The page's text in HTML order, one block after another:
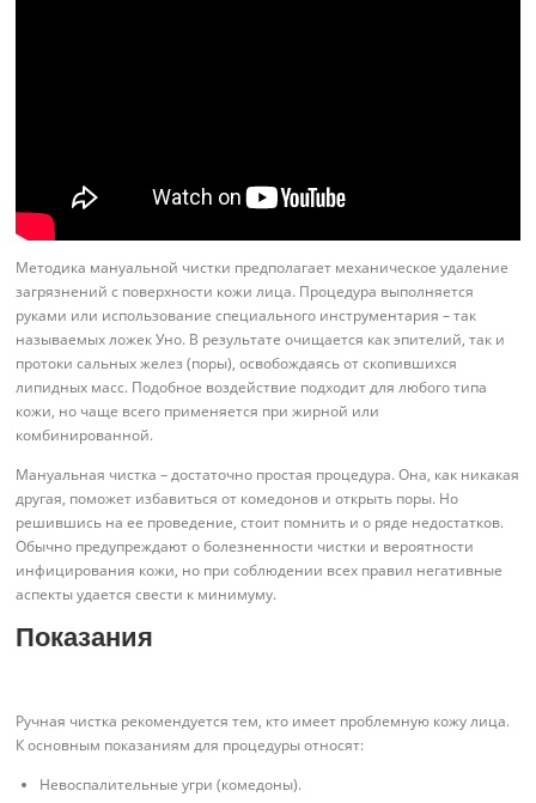
Методика мануальной чистки предполагает механическое удаление
загрязнений с поверхности кожи лица. Процедура выполняется
руками или использование специального инструментария – так
называемых ложек Уно. В результате очищается как эпителий, так и
протоки сальных желез (поры), освобождаясь от скопившихся
липидных масс. Подобное воздействие подходит для любого типа
кожи, но чаще всего применяется при жирной или
комбинированной.
Мануальная чистка – достаточно простая процедура. Она, как никакая
другая, поможет избавиться от комедонов и открыть поры. Но
решившись на ее проведение, стоит помнить и о ряде недостатков.
Обычно предупреждают о болезненности чистки и вероятности
инфицирования кожи, но при соблюдении всех правил негативные
аспекты удается свести к минимуму.
Показания
Ручная чистка рекомендуется тем, кто имеет проблемную кожу лица.
К основным показаниям для процедуры относят:
Невоспалительные угри (комедоны).